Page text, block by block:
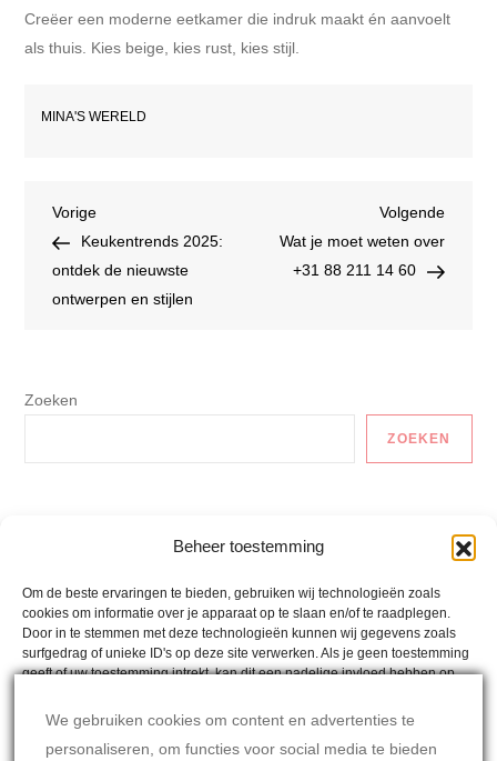
Beheer toestemming
Om de beste ervaringen te bieden, gebruiken wij technologieën zoals
cookies om informatie over je apparaat op te slaan en/of te raadplegen.
Door in te stemmen met deze technologieën kunnen wij gegevens zoals
surfgedrag of unieke ID's op deze site verwerken. Als je geen toestemming
geeft of uw toestemming intrekt, kan dit een nadelige invloed hebben op
ACCEPTEREN
Creëer een moderne eetkamer die indruk maakt én aanvoelt
als thuis. Kies beige, kies rust, kies stijl.
MINA'S WERELD
Bericht
navigatie
Vorig
bericht
Vorige
Keukentrends 2025:
ontdek de nieuwste
ontwerpen en stijlen
bericht
Volgende
Wat je moet weten over
+31 88 211 14 60
Zoeken
ZOEKEN
Lactosevrije Recepten
Mina´s Weetjes
Oostenrijkse Recepten
We gebruiken cookies om content en advertenties te
personaliseren, om functies voor social media te bieden